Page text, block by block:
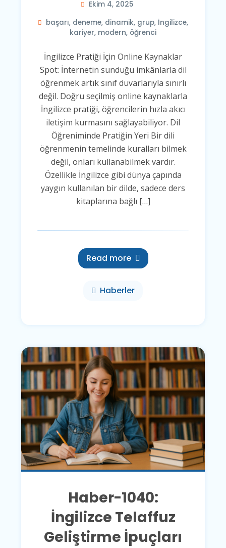
Ekim 4, 2025
başarı, deneme, dinamik, grup, İngilizce,
kariyer, modern, öğrenci
İngilizce Pratiği İçin Online Kaynaklar
Spot: İnternetin sunduğu imkânlarla dil
öğrenmek artık sınıf duvarlarıyla sınırlı
değil. Doğru seçilmiş online kaynaklarla
İngilizce pratiği, öğrencilerin hızla akıcı
iletişim kurmasını sağlayabiliyor. Dil
Öğreniminde Pratiğin Yeri Bir dili
öğrenmenin temelinde kuralları bilmek
değil, onları kullanabilmek vardır.
Özellikle İngilizce gibi dünya çapında
yaygın kullanılan bir dilde, sadece ders
kitaplarına bağlı […]
Read more
Haberler
Haber-1040:
İngilizce Telaffuz
Geliştirme İpuçları